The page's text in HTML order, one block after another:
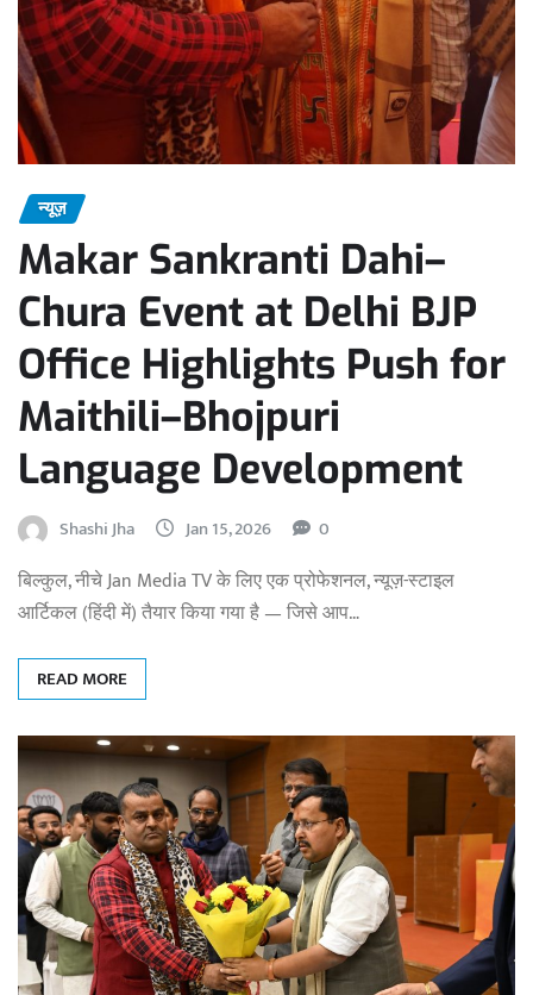
न्यूज़
Makar Sankranti Dahi–
Chura Event at Delhi BJP
Office Highlights Push for
Maithili–Bhojpuri
Language Development
Shashi Jha Jan 15, 2026 0
बिल्कुल, नीचे Jan Media TV के लिए एक प्रोफेशनल, न्यूज़-स्टाइल
आर्टिकल (हिंदी में) तैयार किया गया है — जिसे आप…
READ MORE